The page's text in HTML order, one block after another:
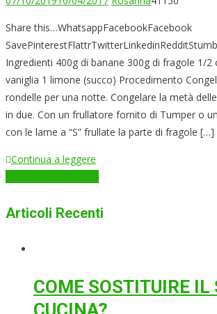
Share this…WhatsappFacebookFacebook
Ingredienti 400g di banane 300g di fragole 1/2
vaniglia 1 limone (succo) Procedimento
rondelle per una notte. Congelare la metà
in due. Con un frullatore fornito di Tumper o
con le lame a “S” frullate la parte di fragole […]
Continua a leggere
Navigazione
articoli
Articoli Recenti
COME SOSTITUIRE IL